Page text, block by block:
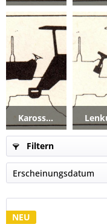
Karosserie_Kabine
Filtern
NEU